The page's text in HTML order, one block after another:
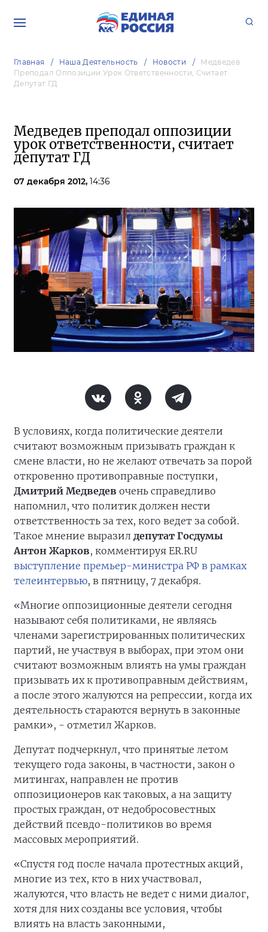
Главная Наша Деятельность Новости
Медведев
Преподал Оппозиции Урок Ответственности, Считает
Депутат ГД
Медведев преподал оппозиции
урок ответственности, считает
депутат ГД
07 декабря 2012, 14:36
В условиях, когда политические деятели
считают возможным призывать граждан к
смене власти, но не желают отвечать за порой
откровенно противоправные поступки,
Дмитрий Медведев очень справедливо
напомнил, что политик должен нести
ответственность за тех, кого ведет за собой.
Такое мнение выразил депутат Госдумы
Антон Жарков, комментируя ER.RU
выступление премьер-министра РФ в рамках
телеинтервью, в пятницу, 7 декабря.
«Многие оппозиционные деятели сегодня
называют себя политиками, не являясь
членами зарегистрированных политических
партий, не участвуя в выборах, при этом они
считают возможным влиять на умы граждан
призывать их к противоправным действиям,
а после этого жалуются на репрессии, когда их
деятельность стараются вернуть в законные
рамки», - отметил Жарков.
Депутат подчеркнул, что принятые летом
текущего года законы, в частности, закон о
митингах, направлен не против
оппозиционеров как таковых, а на защиту
простых граждан, от недобросовестных
действий псевдо-политиков во время
массовых мероприятий.
«Спустя год после начала протестных акций,
многие из тех, кто в них участвовал,
жалуются, что власть не ведет с ними диалог,
хотя для них созданы все условия, чтобы
влиять на власть законными,